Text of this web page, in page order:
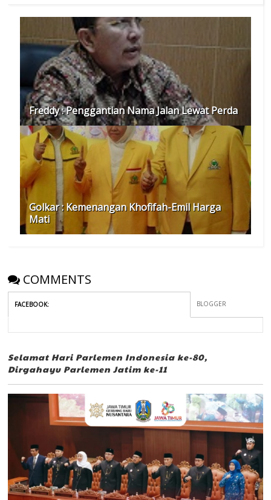
Freddy : Penggantian Nama Jalan Lewat Perda
Golkar : Kemenangan Khofifah-Emil Harga
Mati
COMMENTS
FACEBOOK: BLOGGER
Selamat Hari Parlemen Indonesia ke-80,
Dirgahayu Parlemen Jatim ke-11